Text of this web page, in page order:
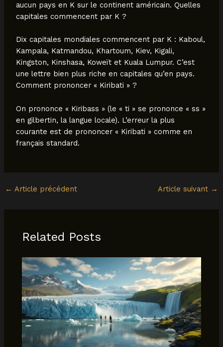
aucun pays en K sur le continent américain. Quelles
capitales commencent par K ?
Dix capitales mondiales commencent par K : Kaboul,
Kampala, Katmandou, Khartoum, Kiev, Kigali,
Kingston, Kinshasa, Koweït et Kuala Lumpur. C’est
une lettre bien plus riche en capitales qu’en pays.
Comment prononcer « Kiribati » ?
On prononce « Kiribass » (le « ti » se prononce « ss »
en gilbertin, la langue locale). L’erreur la plus
courante est de prononcer « Kiribati » comme en
français standard.
← Article précédent Article suivant →
Related Posts